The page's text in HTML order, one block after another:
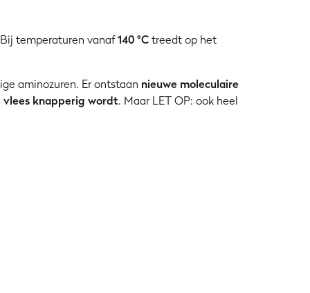
temperaturen vanaf140 °Ctreedt op het
aminozuren. Er ontstaan nieuwe moleculaire
vlees knapperig wordt. Maar LET OP: ook heel